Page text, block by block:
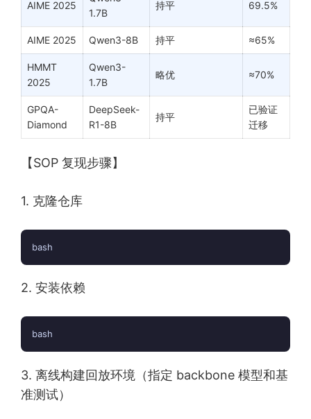
AIME 2025
1.7B
持平 69.5%
AIME 2025 Qwen3-8B 持平 ≈65%
HMMT
2025
Qwen3-
1.7B
略优 ≈70%
GPQA-
Diamond
DeepSeek-
R1-8B
持平
已验证
迁移
【SOP 复现步骤】
1. 克隆仓库
bash
2. 安装依赖
bash
3. 离线构建回放环境（指定 backbone 模型和基
准测试）